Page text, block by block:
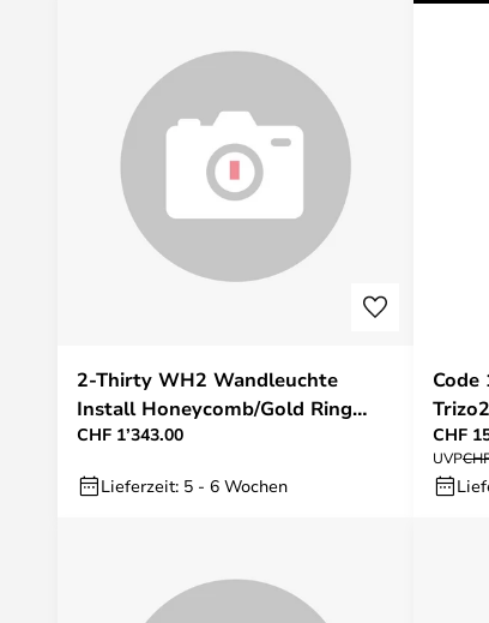
2-Thirty WH2 Wandleuchte
Install Honeycomb/Gold Ring
Trizo21
CHF 1’343.00
Lieferzeit: 5 - 6 Wochen
Code
CHF
UVP